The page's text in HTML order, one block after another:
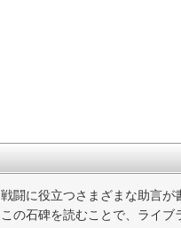
戦闘に役立つさまざまな助言が
この石碑を読むことで、ライ